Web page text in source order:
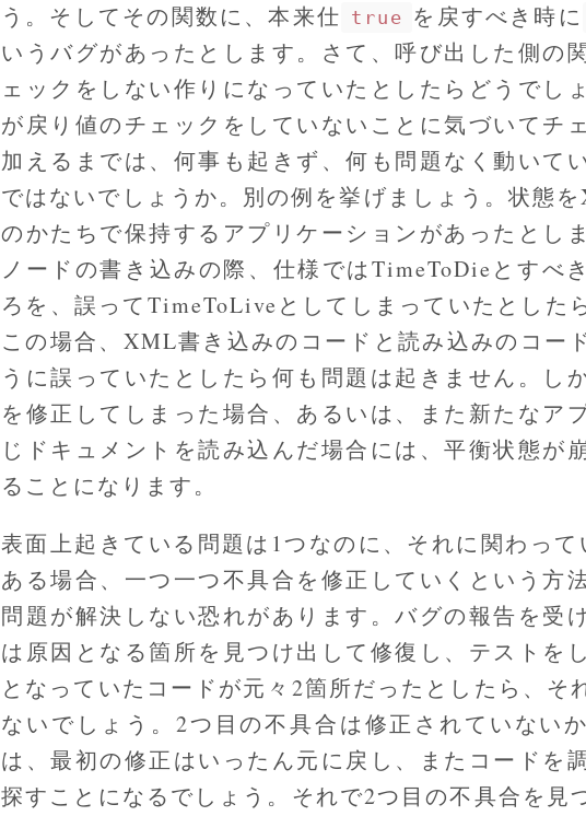
う。そしてその関数に、本来仕 true を戻すべき時に
いうバグがあったとします。さて、呼び出した側の
ェックをしない作りになっていたとしたらどうでし
が戻り値のチェックをしていないことに気づいてチ
加えるまでは、何事も起きず、何も問題なく動いて
ではないでしょうか。別の例を挙げましょう。状態
のかたちで保持するアプリケーションがあったとし
ノードの書き込みの際、仕様ではTimeToDieとすべ
ろを、誤ってTimeToLiveとしてしまっていたとした
この場合、XML書き込みのコードと読み込みのコー
うに誤っていたとしたら何も問題は起きません。し
を修正してしまった場合、あるいは、また新たなア
じドキュメントを読み込んだ場合には、平衡状態が
ることになります。
表面上起きている問題は1つなのに、それに関わっ
ある場合、一つ一つ不具合を修正していくという方
問題が解決しない恐れがあります。バグの報告を受
は原因となる箇所を見つけ出して修復し、テストを
となっていたコードが元々2箇所だったとしたら、そ
ないでしょう。2つ目の不具合は修正されていない
は、最初の修正はいったん元に戻し、またコードを
探すことになるでしょう。それで2つ目の不具合を見